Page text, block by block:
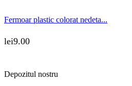
Fermoar plastic colorat nedeta...
lei9.00
Depozitul nostru